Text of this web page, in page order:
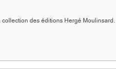
des éditions Hergé Moulinsard.